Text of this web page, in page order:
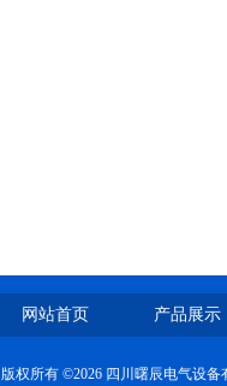
网站首页 产品展示
版权所有 ©2026 四川曙辰电气设